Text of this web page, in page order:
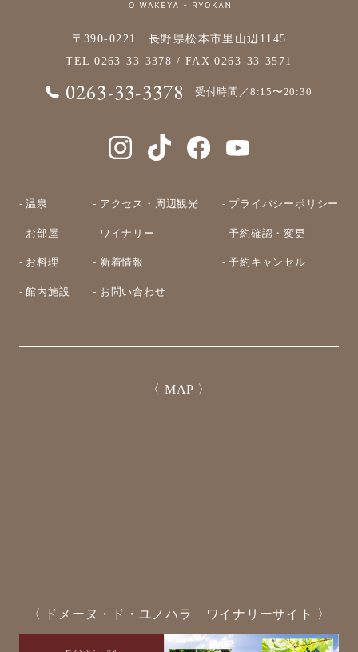
〒390-0221 長野県松本市里山辺1145
TEL0263-33-3378 / FAX 0263-33-3571
0263-33-3378 受付時間／8:15〜20:30
- 温泉
- お部屋
- お料理
- 館内施設
- アクセス・周辺観光
- ワイナリー
- 新着情報
- お問い合わせ
- プライバシーポリシー
- 予約確認・変更
- 予約キャンセル
〈 MAP 〉
〈 ドメーヌ・ド・ユノハラ ワイナリーサイト 〉